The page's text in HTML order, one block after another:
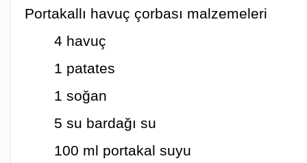
Portakallı havuç çorbası malzemeleri
4 havuç
1 patates
1 soğan
5 su bardağı su
100 ml portakal suyu